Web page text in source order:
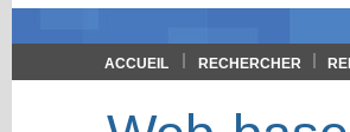
ACCUEIL RECHERCHER